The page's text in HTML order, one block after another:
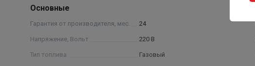
Основные
Гарантия от производителя, мес. 24
Напряжение, Вольт 220 В
Тип топлива Газовый